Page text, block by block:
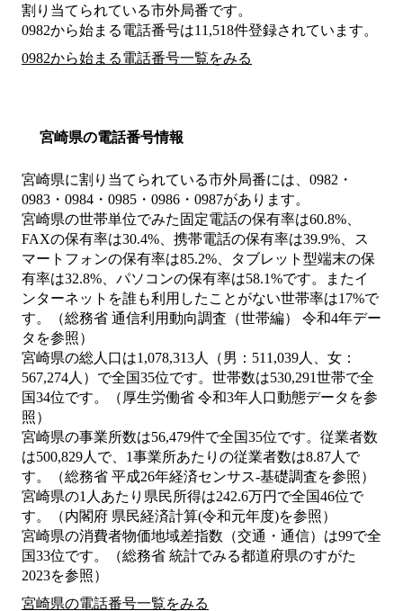
割り当てられている市外局番です。
0982から始まる電話番号は11,518件登録されています。
0982から始まる電話番号一覧をみる
宮崎県の電話番号情報
宮崎県に割り当てられている市外局番には、0982・
0983・0984・0985・0986・0987があります。
宮崎県の世帯単位でみた固定電話の保有率は60.8%、
FAXの保有率は30.4%、携帯電話の保有率は39.9%、ス
マートフォンの保有率は85.2%、タブレット型端末の保
有率は32.8%、パソコンの保有率は58.1%です。またイ
ンターネットを誰も利用したことがない世帯率は17%で
す。（総務省 通信利用動向調査（世帯編） 令和4年デー
タを参照）
宮崎県の総人口は1,078,313人（男：511,039人、女：
567,274人）で全国35位です。世帯数は530,291世帯で全
国34位です。（厚生労働省 令和3年人口動態データを参
照）
宮崎県の事業所数は56,479件で全国35位です。従業者数
は500,829人で、1事業所あたりの従業者数は8.87人で
す。（総務省 平成26年経済センサス‐基礎調査を参照）
宮崎県の1人あたり県民所得は242.6万円で全国46位で
す。（内閣府 県民経済計算(令和元年度)を参照）
宮崎県の消費者物価地域差指数（交通・通信）は99で全
国33位です。（総務省 統計でみる都道府県のすがた
2023を参照）
宮崎県の電話番号一覧をみる